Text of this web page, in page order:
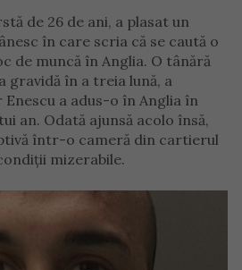
de 26 de ani, a plasat un
în care scria că se caută o
de muncă în Anglia. O tânără
gravidă în a treia lună, a
a adus-o în Anglia în
an. Odată ajunsă acolo însă,
într-o cameră din cartierul
mizerabile.